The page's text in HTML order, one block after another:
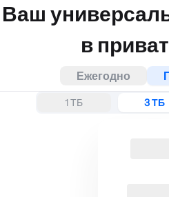
Ваш
в
Ежегодно
1 ТБ 3 ТБ